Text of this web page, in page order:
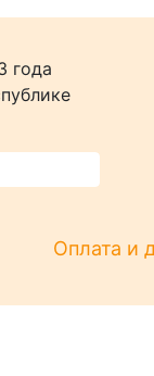
года
Оплата и